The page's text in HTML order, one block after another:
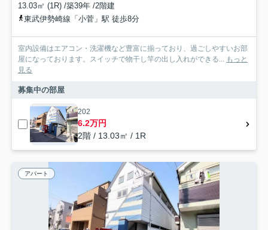
13.03㎡ (1R) /築39年 /2階建
東武伊勢崎線「小菅」駅 徒歩8分
室内設備はエアコン・洗濯機など豊富に揃っており、過ごしやすいお部
屋になっております。スイッチで物干し竿の出し入れができる... もっと
見る
募集中の部屋
202
6.2万円
2階 / 13.03㎡ / 1R
アパート